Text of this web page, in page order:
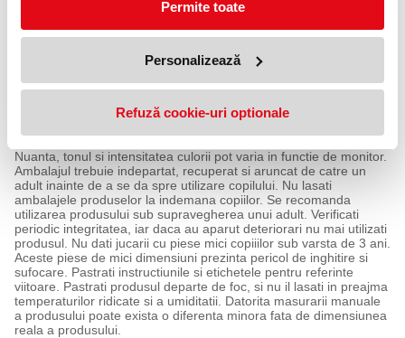
Permite toate
Personalizează
Refuză cookie-uri optionale
memoria, concentrarea, creativitatea, coordonarea ochi-mana si
precizia.
Ambalaj: cutie.
Dimensiuni puzzle: 235x84 cm
Dimensiuni produs ambalat: 43x11x30 cm
Greutate produs ambalat: 3.410 kg
Nuanta, tonul si intensitatea culorii pot varia in functie de monitor.
Ambalajul trebuie indepartat, recuperat si aruncat de catre un
adult inainte de a se da spre utilizare copilului. Nu lasati
ambalajele produselor la indemana copiilor. Se recomanda
utilizarea produsului sub supravegherea unui adult. Verificati
periodic integritatea, iar daca au aparut deteriorari nu mai utilizati
produsul. Nu dati jucarii cu piese mici copiiilor sub varsta de 3 ani.
Aceste piese de mici dimensiuni prezinta pericol de inghitire si
sufocare. Pastrati instructiunile si etichetele pentru referinte
viitoare. Pastrati produsul departe de foc, si nu il lasati in preajma
temperaturilor ridicate si a umiditatii. Datorita masurarii manuale
a produsului poate exista o diferenta minora fata de dimensiunea
reala a produsului.